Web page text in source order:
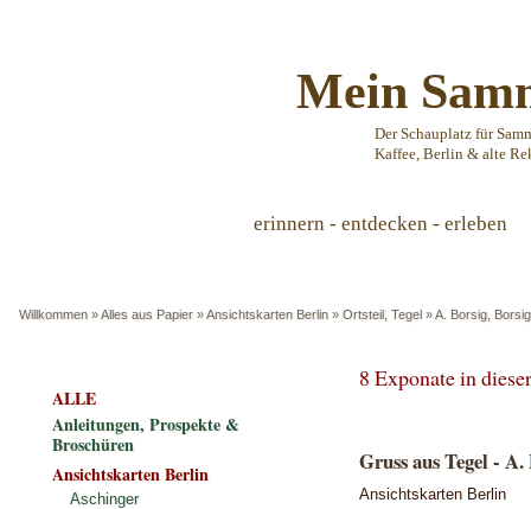
Mein
Der Schauplatz für
Kaffee, Berlin & alte
erinnern - entdecken - erleben
Willkommen »Alles aus Papier »Ansichtskarten Berlin » Ortsteil, Tegel »A. Borsig,
8 Exponate in
Gruss aus Tegel -
Ansichtskarten Berlin
ALLE
Anleitungen, Prospekte &
Broschüren
Ansichtskarten Berlin
Aschinger